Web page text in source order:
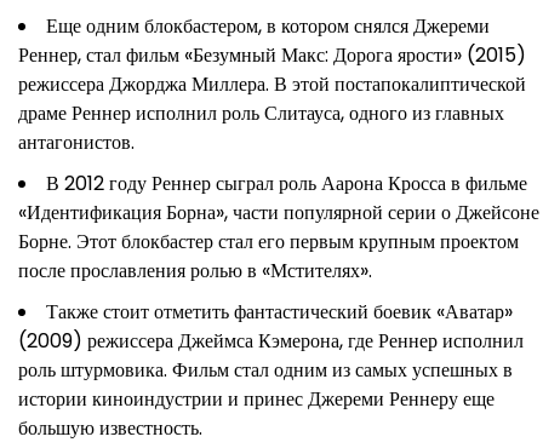
Еще одним блокбастером, в котором снялся Джереми
Реннер, стал фильм «Безумный Макс: Дорога ярости» (2015)
режиссера Джорджа Миллера. В этой постапокалиптической
драме Реннер исполнил роль Слитауса, одного из главных
антагонистов.
В 2012 году Реннер сыграл роль Аарона Кросса в фильме
«Идентификация Борна», части популярной серии о Джейсоне
Борне. Этот блокбастер стал его первым крупным проектом
после прославления ролью в «Мстителях».
Также стоит отметить фантастический боевик «Аватар»
(2009) режиссера Джеймса Кэмерона, где Реннер исполнил
роль штурмовика. Фильм стал одним из самых успешных в
истории киноиндустрии и принес Джереми Реннеру еще
большую известность.